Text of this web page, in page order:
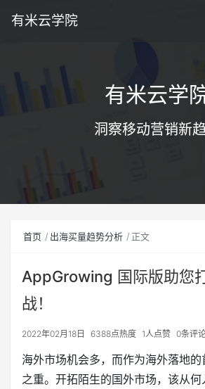
有米云学院
有米云学
洞察移动营销新
首页 出海买量趋势分析 正文
AppGrowing 国际版助您
战！
2022年02月18日 6388点热度 1人点赞 0条评
海外市场机会多，而作为海外落地
之重。开拓陌生的国外市场，该从